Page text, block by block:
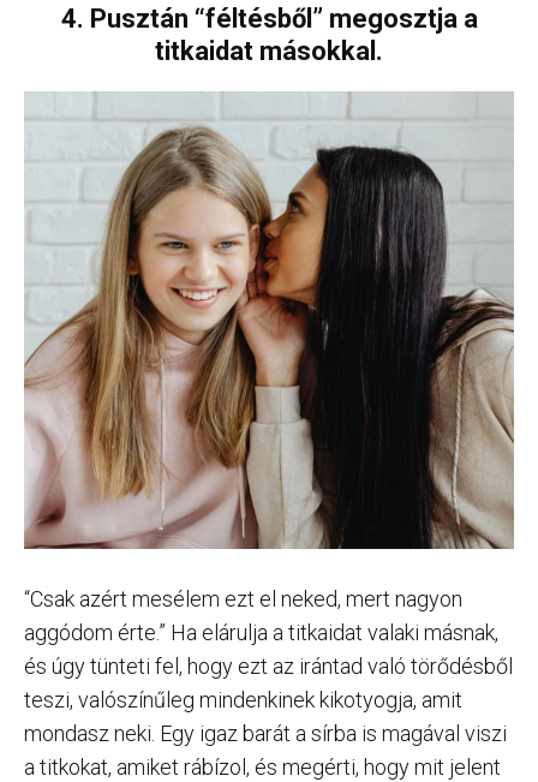
4. Pusztán “féltésből” megosztja a
titkaidat másokkal.
“Csak azért mesélem ezt el neked, mert nagyon
aggódom érte.” Ha elárulja a titkaidat valaki másnak,
és úgy tünteti fel, hogy ezt az irántad való törődésből
teszi, valószínűleg mindenkinek kikotyogja, amit
mondasz neki. Egy igaz barát a sírba is magával viszi
a titkokat, amiket rábízol, és megérti, hogy mit jelent